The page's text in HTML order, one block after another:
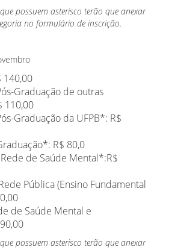
possuem asterisco terão que anexar
no formulário de inscrição.
140,00
Graduação de outras
110,00
Graduação da UFPB*: R$
R$ 80,0
de Saúde Mental*:R$
Pública (Ensino Fundamental
de Saúde Mental e
possuem asterisco terão que anexar